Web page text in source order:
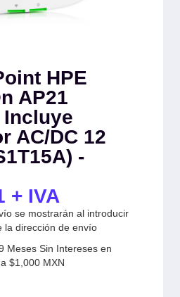
HPE
AP21
Incluye
AC/DC 12
-
+ IVA
se mostrarán al introducir
la dirección de envío
Meses Sin Intereses en
$1,000 MXN